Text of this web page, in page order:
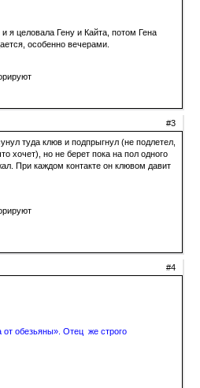
я целовала Гену и Кайта, потом Гена
особенно вечерами.
#3
туда клюв и подпрыгнул (не подлетел,
хочет), но не берет пока на пол одного
При каждом контакте он клювом давит
#4
обезьяны». Отец же строго